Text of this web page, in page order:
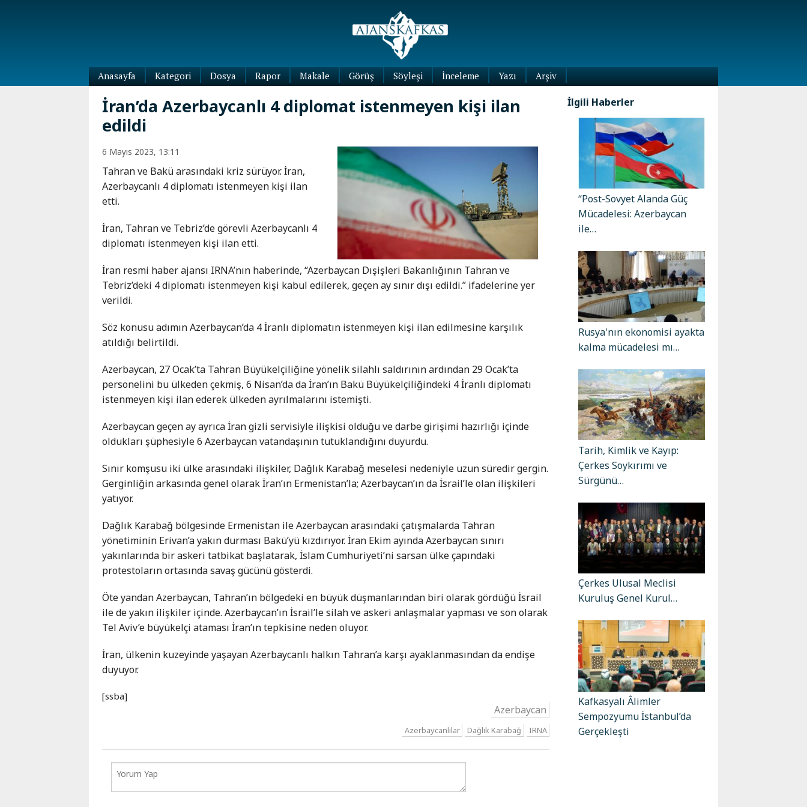
Anasayfa
Kategori
Dünya
Adıgey
Çeçenya
Dağıstan
İnguşetya
Kabardey-
Karaçay-
Çerkes
Kray
Kuzey
Stavropol
Kray
Ötesi
Azerbaycan
Ermenistan
Dosya Rapor Makale Görüş Söyleşi İnceleme
Yazı
Yazıları
Arşiv
İran’da Azerbaycanlı 4 diplomat istenmeyen kişi ilan
edildi
6 Mayıs 2023, 13:11
Tahran ve Bakü arasındaki kriz sürüyor. İran,
Azerbaycanlı 4 diplomatı istenmeyen kişi ilan
etti.
İran, Tahran ve Tebriz’de görevli Azerbaycanlı 4
diplomatı istenmeyen kişi ilan etti.
İran resmi haber ajansı IRNA’nın haberinde, “Azerbaycan Dışişleri Bakanlığının Tahran ve
Tebriz’deki 4 diplomatı istenmeyen kişi kabul edilerek, geçen ay sınır dışı edildi.” ifadelerine yer
verildi.
Söz konusu adımın Azerbaycan’da 4 İranlı diplomatın istenmeyen kişi ilan edilmesine karşılık
atıldığı belirtildi.
Azerbaycan, 27 Ocak’ta Tahran Büyükelçiliğine yönelik silahlı saldırının ardından 29 Ocak’ta
personelini bu ülkeden çekmiş, 6 Nisan’da da İran’ın Bakü Büyükelçiliğindeki 4 İranlı diplomatı
istenmeyen kişi ilan ederek ülkeden ayrılmalarını istemişti.
Azerbaycan geçen ay ayrıca İran gizli servisiyle ilişkisi olduğu ve darbe girişimi hazırlığı içinde
oldukları şüphesiyle 6 Azerbaycan vatandaşının tutuklandığını duyurdu.
Sınır komşusu iki ülke arasındaki ilişkiler, Dağlık Karabağ meselesi nedeniyle uzun süredir gergin.
Gerginliğin arkasında genel olarak İran’ın Ermenistan’la; Azerbaycan’ın da İsrail’le olan ilişkileri
yatıyor.
Dağlık Karabağ bölgesinde Ermenistan ile Azerbaycan arasındaki çatışmalarda Tahran
yönetiminin Erivan’a yakın durması Bakü’yü kızdırıyor. İran Ekim ayında Azerbaycan sınırı
yakınlarında bir askeri tatbikat başlatarak, İslam Cumhuriyeti’ni sarsan ülke çapındaki
protestoların ortasında savaş gücünü gösterdi.
Öte yandan Azerbaycan, Tahran’ın bölgedeki en büyük düşmanlarından biri olarak gördüğü İsrail
ile de yakın ilişkiler içinde. Azerbaycan’ın İsrail’le silah ve askeri anlaşmalar yapması ve son olarak
Tel Aviv’e büyükelçi ataması İran’ın tepkisine neden oluyor.
İran, ülkenin kuzeyinde yaşayan Azerbaycanlı halkın Tahran’a karşı ayaklanmasından da endişe
duyuyor.
[ssba]
Azerbaycan
Azerbaycanlılar Dağlık Karabağ IRNA
İlgili Haberler
“Post-Sovyet Alanda Güç
Mücadelesi: Azerbaycan
ile…
Rusya'nın ekonomisi ayakta
kalma mücadelesi mı…
Tarih, Kimlik ve Kayıp:
Çerkes Soykırımı ve
Sürgünü…
Çerkes Ulusal Meclisi
Kuruluş Genel Kurul…
Kafkasyalı Âlimler
Sempozyumu İstanbul’da
Gerçekleşti